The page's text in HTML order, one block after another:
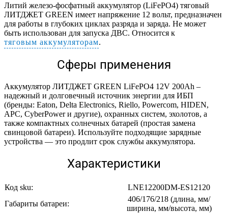
Литий железо-фосфатный аккумулятор (LiFePO4) тяговый
ЛИТДЖЕТ GREEN имеет напряжение 12 вольт, предназначен
для работы в глубоких циклах разряда и заряда. Не может
быть использован для запуска ДВС. Относится к
тяговым аккумуляторам.
Сферы применения
Аккумулятор ЛИТДЖЕТ GREEN LiFePO4 12V 200Ah –
надежный и долговечный источник энергии для ИБП
(бренды: Eaton, Delta Electronics, Riello, Powercom, HIDEN,
APC, CyberPower и другие), охранных систем, эхолотов, а
также компактных солнечных батарей (простая замена
свинцовой батареи). Используйте подходящие зарядные
устройства — это продлит срок службы аккумулятора.
Характеристики
Код sku:
LNE12200DM-ES12120
Габариты батареи:
406/176/218 (длина, мм/
ширина, мм/высота, мм)